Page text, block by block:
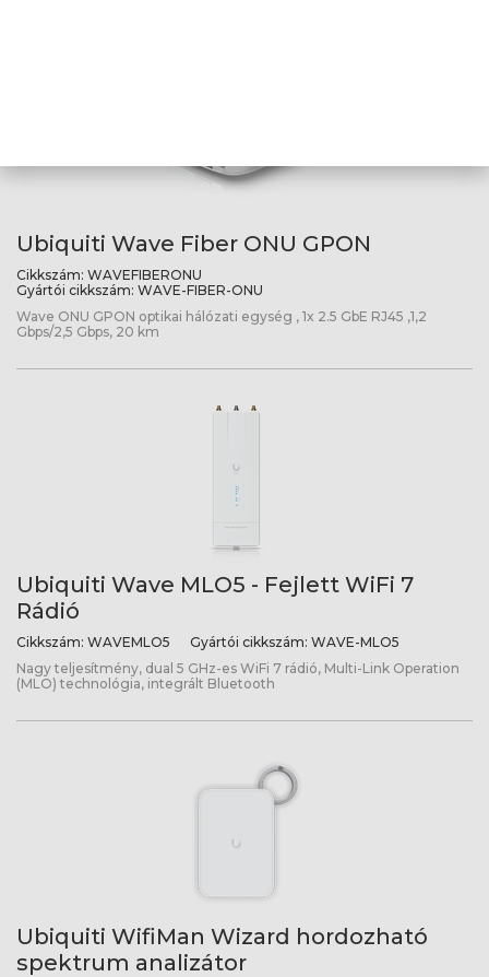
Ubiquiti Wave Fiber ONU GPON
Cikkszám: WAVEFIBERONU
Gyártói cikkszám: WAVE-FIBER-ONU
Wave ONU GPON optikai hálózati egység , 1x 2.5 GbE RJ45 ,1,2
Gbps/2,5 Gbps, 20 km
Ubiquiti Wave MLO5 - Fejlett WiFi 7
Rádió
Cikkszám: WAVEMLO5 Gyártói cikkszám: WAVE-MLO5
Nagy teljesítmény, dual 5 GHz-es WiFi 7 rádió, Multi-Link Operation
(MLO) technológia, integrált Bluetooth
Ubiquiti WifiMan Wizard hordozható
spektrum analizátor